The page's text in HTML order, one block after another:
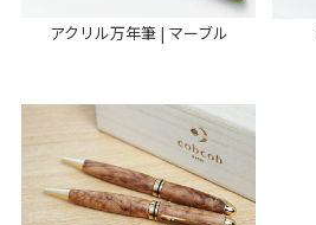
アクリル万年筆 | マーブル